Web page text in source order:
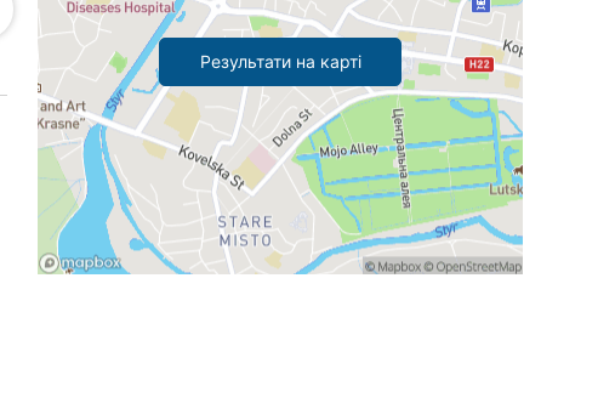
Результати на карті